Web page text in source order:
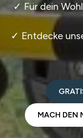
✓ Für dein
✓ Entdecke
MACH DEN